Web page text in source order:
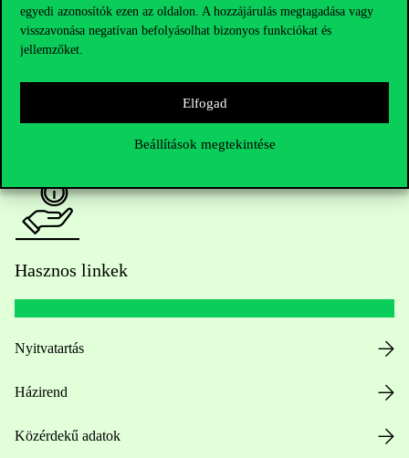
egyedi azonosítók ezen az oldalon. A hozzájárulás megtagadása vagy
visszavonása negatívan befolyásolhat bizonyos funkciókat és
jellemzőket.
Elfogad
Beállítások megtekintése
Oktatói elérhetőségek
Hasznos linkek
Nyitvatartás
Házirend
Közérdekű adatok